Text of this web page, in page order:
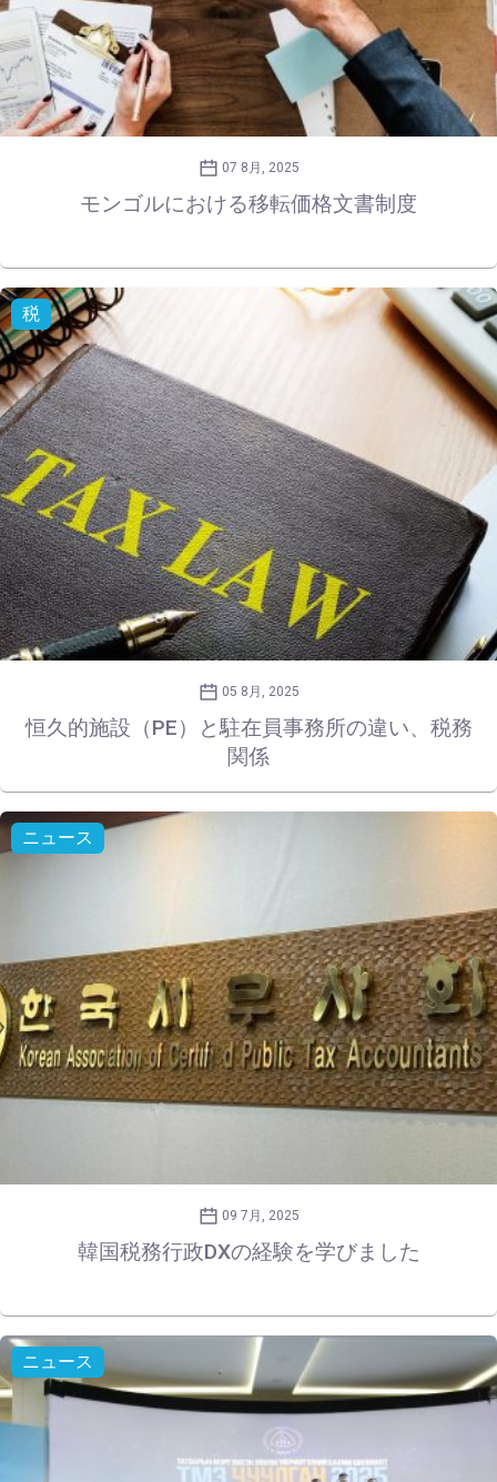
07 8月, 2025
モンゴルにおける移転価格文書制度
税
05 8月, 2025
恒久的施設（PE）と駐在員事務所の違い、税務
関係
ニュース
09 7月, 2025
韓国税務行政DXの経験を学びました
ニュース